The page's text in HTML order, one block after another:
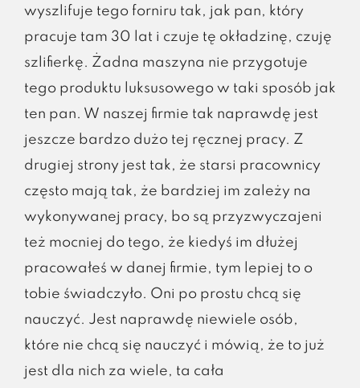
wyszlifuje tego forniru tak, jak pan, który
pracuje tam 30 lat i czuje tę okładzinę, czuję
szlifierkę. Żadna maszyna nie przygotuje
tego produktu luksusowego w taki sposób jak
ten pan. W naszej firmie tak naprawdę jest
jeszcze bardzo dużo tej ręcznej pracy. Z
drugiej strony jest tak, że starsi pracownicy
często mają tak, że bardziej im zależy na
wykonywanej pracy, bo są przyzwyczajeni
też mocniej do tego, że kiedyś im dłużej
pracowałeś w danej firmie, tym lepiej to o
tobie świadczyło. Oni po prostu chcą się
nauczyć. Jest naprawdę niewiele osób,
które nie chcą się nauczyć i mówią, że to już
jest dla nich za wiele, ta cała